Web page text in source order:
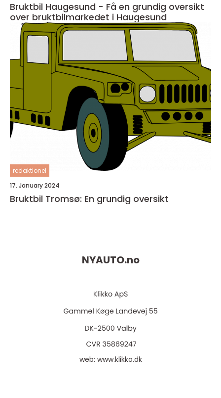
Bruktbil Haugesund - Få en grundig oversikt
over bruktbilmarkedet i Haugesund
redaktionel
17. January 2024
Bruktbil Tromsø: En grundig oversikt
NYAUTO.no
web: www.klikko.dk